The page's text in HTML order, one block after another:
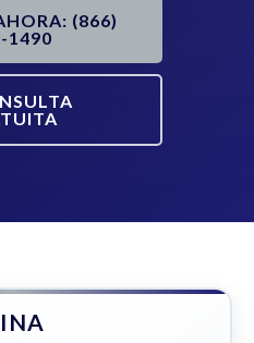
(866)
1490